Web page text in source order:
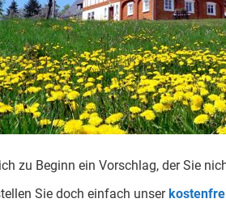
zu Beginn ein Vorschlag, der Sie
Sie doch einfach unser